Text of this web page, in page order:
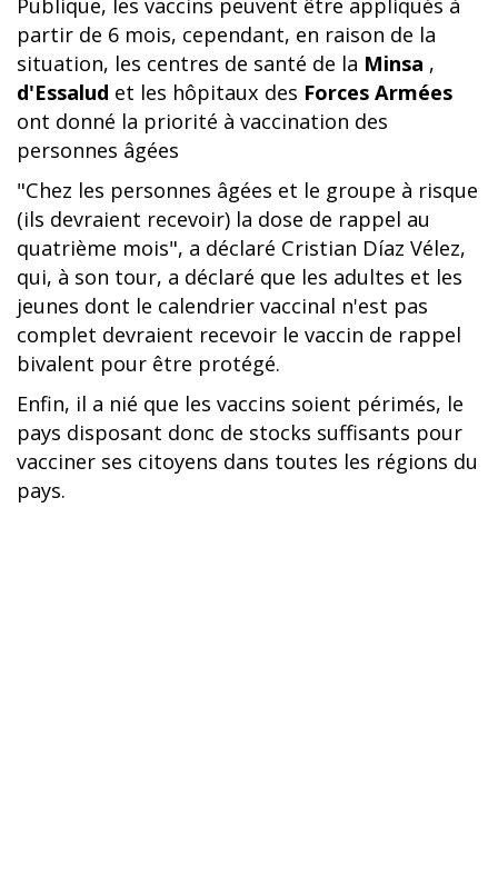
Publique, les vaccins peuvent être appliqués à
partir de 6 mois, cependant, en raison de la
situation, les centres de santé de la Minsa ,
d'Essalud et les hôpitaux des Forces Armées
ont donné la priorité à vaccination des
personnes âgées
"Chez les personnes âgées et le groupe à risque
(ils devraient recevoir) la dose de rappel au
quatrième mois", a déclaré Cristian Díaz Vélez,
qui, à son tour, a déclaré que les adultes et les
jeunes dont le calendrier vaccinal n'est pas
complet devraient recevoir le vaccin de rappel
bivalent pour être protégé.
Enfin, il a nié que les vaccins soient périmés, le
pays disposant donc de stocks suffisants pour
vacciner ses citoyens dans toutes les régions du
pays.